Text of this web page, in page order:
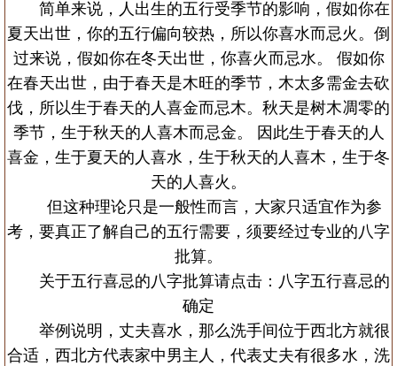
简单来说，人出生的五行受季节的影响，假如你在
夏天出世，你的五行偏向较热，所以你喜水而忌火。倒
过来说，假如你在冬天出世，你喜火而忌水。 假如你
在春天出世，由于春天是木旺的季节，木太多需金去砍
伐，所以生于春天的人喜金而忌木。秋天是树木凋零的
季节，生于秋天的人喜木而忌金。 因此生于春天的人
喜金，生于夏天的人喜水，生于秋天的人喜木，生于冬
天的人喜火。
但这种理论只是一般性而言，大家只适宜作为参
考，要真正了解自己的五行需要，须要经过专业的八字
批算。
关于五行喜忌的八字批算请点击：八字五行喜忌的
确定
举例说明，丈夫喜水，那么洗手间位于西北方就很
合适，西北方代表家中男主人，代表丈夫有很多水，洗